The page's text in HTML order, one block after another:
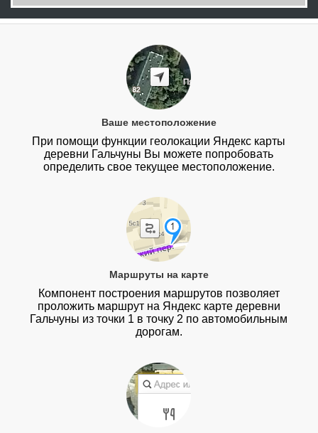
Ваше местоположение
При помощи функции геолокации Яндекс карты
деревни Гальчуны Вы можете попробовать
определить свое текущее местоположение.
Маршруты на карте
Компонент построения маршрутов позволяет
проложить маршрут на Яндекс карте деревни
Гальчуны из точки 1 в точку 2 по автомобильным
дорогам.